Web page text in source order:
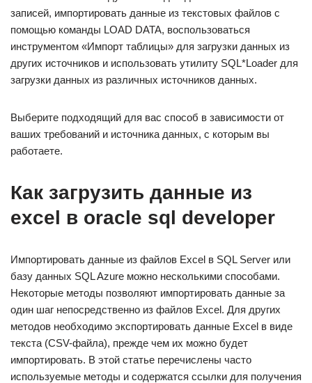
записей, импортировать данные из текстовых файлов с
помощью команды LOAD DATA, воспользоваться
инструментом «Импорт таблицы» для загрузки данных из
других источников и использовать утилиту SQL*Loader для
загрузки данных из различных источников данных.
Выберите подходящий для вас способ в зависимости от
ваших требований и источника данных, с которым вы
работаете.
Как загрузить данные из
excel в oracle sql developer
Импортировать данные из файлов Excel в SQL Server или
базу данных SQL Azure можно несколькими способами.
Некоторые методы позволяют импортировать данные за
один шаг непосредственно из файлов Excel. Для других
методов необходимо экспортировать данные Excel в виде
текста (CSV-файла), прежде чем их можно будет
импортировать. В этой статье перечислены часто
используемые методы и содержатся ссылки для получения